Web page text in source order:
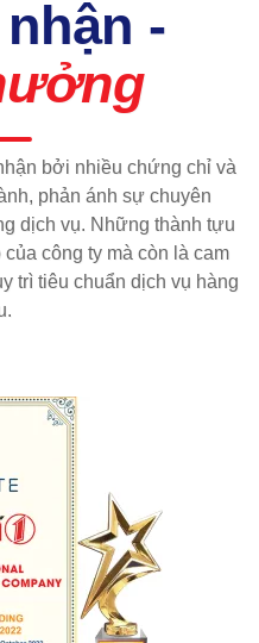
-
bởi nhiều chứng chỉ và
phản ánh sự chuyên
dịch vụ. Những thành tựu
công ty mà còn là cam
trì tiêu chuẩn dịch vụ hàng